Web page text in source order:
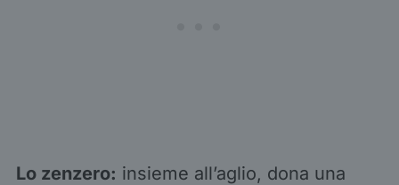
Lo zenzero: insieme all’aglio, dona una